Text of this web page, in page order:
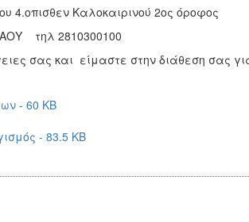
4.οπισθεν Καλοκαιρινού 2oς όροφος
τηλ 2810300100
σας και είμαστε στην διάθεση σας
- 60 KB
- 83.5 KB